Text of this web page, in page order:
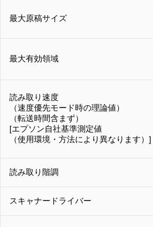
最大原稿サイズ
最大有効領域
読み取り速度
（速度優先モード時の理論値）
（転送時間含まず）
[エプソン自社基準測定値
（使用環境・方法により異なります）]
読み取り階調
スキャナードライバー